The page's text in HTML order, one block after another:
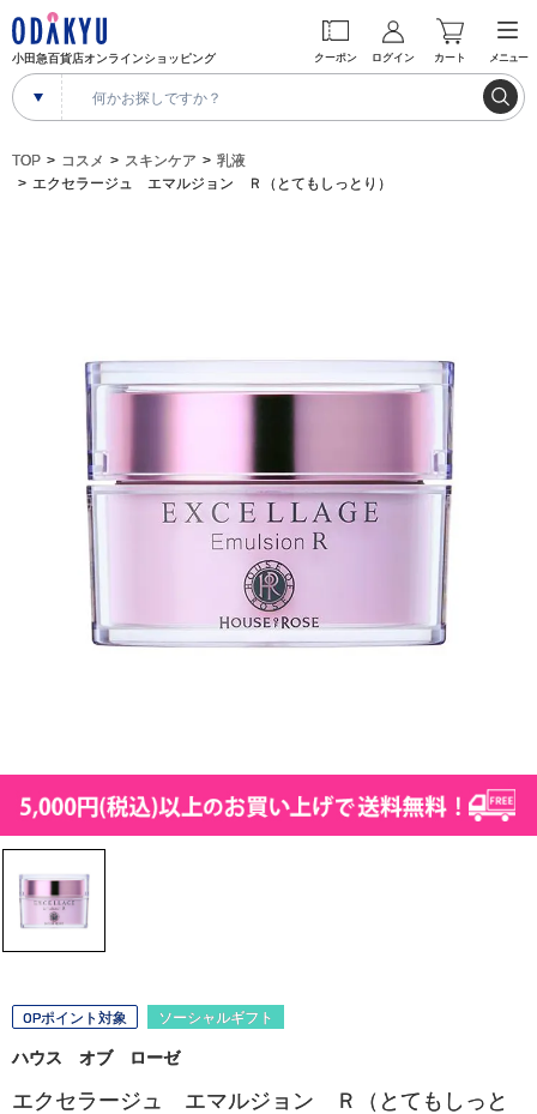
小田急百貨店オンラインショッピング クーポン ログイン カート メニュー
TOP コスメ スキンケア
乳液
エクセラージュ エマルジョン Ｒ（とてもしっとり）
OPポイント対象 ソーシャルギフト
ハウス オブ ローゼ
エクセラージュ エマルジョン Ｒ（とてもしっと